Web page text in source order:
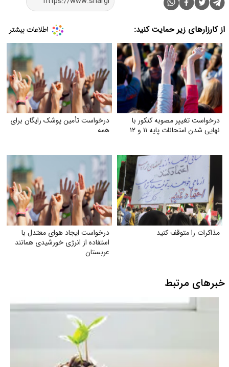
از کارزارهای زیر حمایت کنید:
درخواست تغییر مصوبه کنکور با
نهایی شدن امتحانات پایه ۱۱ و ۱۲
درخواست تأمین پوشک رایگان برای
همه
مذاکرات را متوقف کنید
درخواست ایجاد هوای معتدل با
استفاده از انرژی خورشیدی همانند
عربستان
خبرهای مرتبط